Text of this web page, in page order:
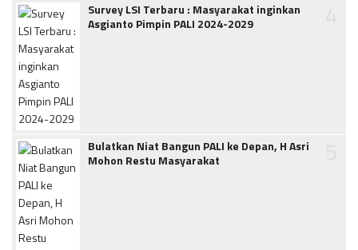
Survey LSI Terbaru : Masyarakat inginkan
Asgianto Pimpin PALI 2024-2029
Bulatkan Niat Bangun PALI ke Depan, H Asri
Mohon Restu Masyarakat